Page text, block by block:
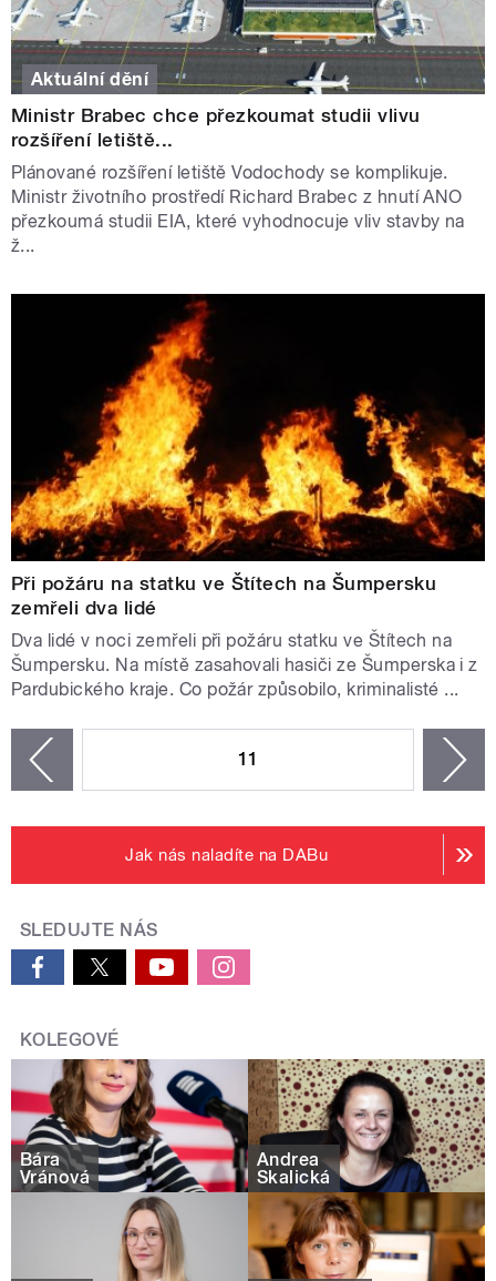
Aktuální dění
Ministr Brabec chce přezkoumat studii vlivu
rozšíření letiště...
Plánované rozšíření letiště Vodochody se komplikuje.
Ministr životního prostředí Richard Brabec z hnutí ANO
přezkoumá studii EIA, které vyhodnocuje vliv stavby na
ž...
Při požáru na statku ve Štítech na Šumpersku
zemřeli dva lidé
Dva lidé v noci zemřeli při požáru statku ve Štítech na
Šumpersku. Na místě zasahovali hasiči ze Šumperska i z
Pardubického kraje. Co požár způsobilo, kriminalisté ...
11
Jak nás naladíte na DABu
SLEDUJTE NÁS
KOLEGOVÉ
Bára
Vránová
Andrea
Skalická